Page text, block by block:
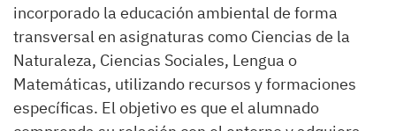
incorporado la educación ambiental de forma
transversal en asignaturas como Ciencias de la
Naturaleza, Ciencias Sociales, Lengua o
Matemáticas, utilizando recursos y formaciones
específicas. El objetivo es que el alumnado